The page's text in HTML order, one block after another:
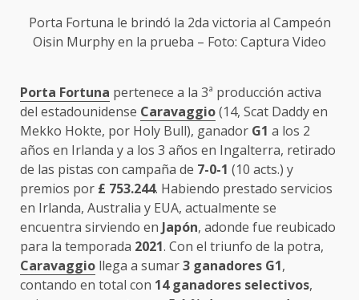
Porta Fortuna le brindó la 2da victoria al Campeón
Oisin Murphyen la prueba – Foto: Captura Video
Porta Fortuna pertenece a la 3ª producción activa
del estadounidense Caravaggio(14, Scat Daddy en
Mekko Hokte, por Holy Bull), ganador G1 a los 2
años en Irlanda y a los 3 años en Ingalterra, retirado
de las pistas con campaña de 7-0-1 (10 acts.) y
premios por £ 753.244. Habiendo prestado servicios
en Irlanda, Australia y EUA, actualmente se
encuentra sirviendo en Japón, adonde fue reubicado
para la temporada 2021. Con el triunfo de la potra,
Caravaggio llega a sumar3 ganadores G1,
contando en total con 14 ganadores selectivos,